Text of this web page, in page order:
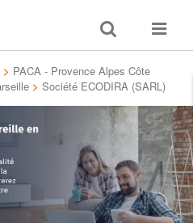
Toggle
search
Toggle
> PACA - Provence Alpes Côte
> Société ECODIRA (SARL)